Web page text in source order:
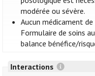
modérée ou sévère.
Aucun médicament
Formulaire de soins
balance bénéfice/
Interactions